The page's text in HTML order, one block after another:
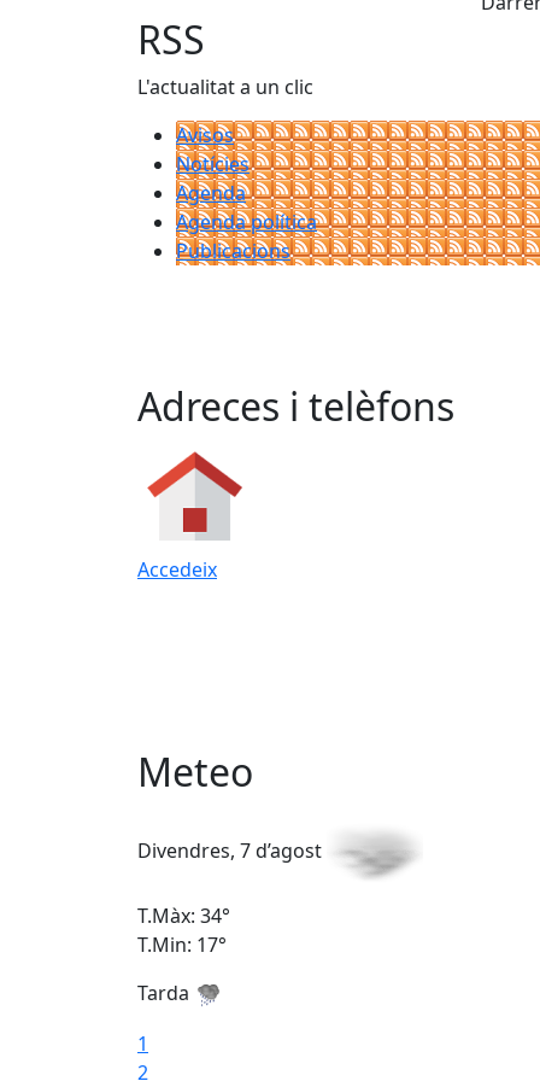
RSS
L'actualitat a un clic
Avisos
Notícies
Agenda
Agenda política
Publicacions
Adreces i telèfons
Accedeix
Meteo
Divendres, 7 d’agost
T.Màx: 34°
T.Min: 17°
Tarda
1
2